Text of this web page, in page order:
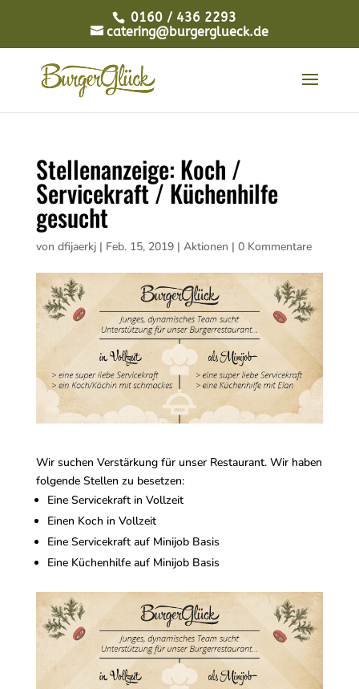
0160 / 436 2293
catering@burgerglueck.de
Stellenanzeige: Koch /
Servicekraft / Küchenhilfe
gesucht
von dfijaerkj| Feb. 15, 2019| Aktionen | 0 Kommentare
Wir suchen Verstärkung für unser Restaurant. Wir haben
folgende Stellen zu besetzen:
Eine Servicekraft in Vollzeit
Einen Koch in Vollzeit
Eine Servicekraft auf Minijob Basis
Eine Küchenhilfe auf Minijob Basis